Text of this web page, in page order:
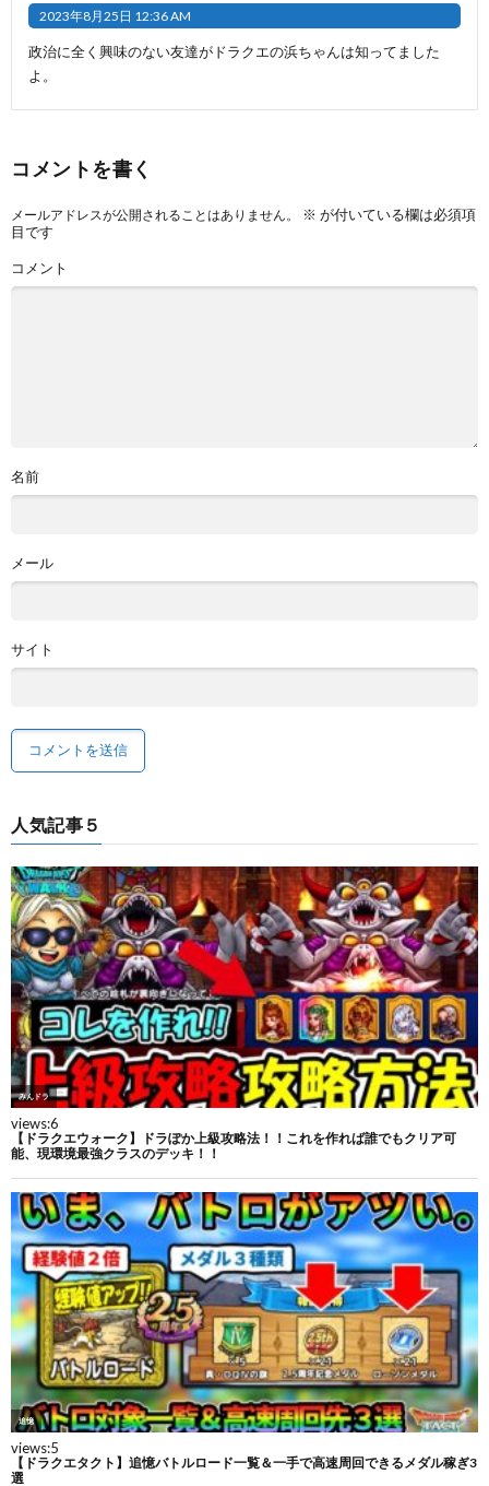
2023年8月25日 12:36 AM
政治に全く興味のない友達がドラクエの浜ちゃんは知ってました
よ。
コメントを書く
メールアドレスが公開されることはありません。 ※ が付いている欄は必須項
目です
コメント
名前
メール
サイト
人気記事５